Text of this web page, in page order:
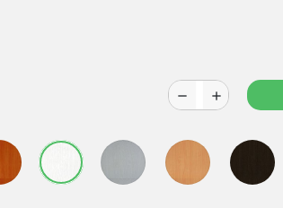
remove add